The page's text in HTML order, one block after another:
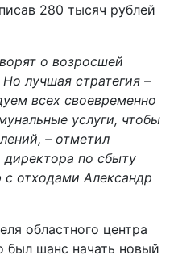
280 тысяч рублей
о возросшей
лучшая стратегия –
всех своевременно
услуги, чтобы
– отметил
директора по сбыту
отходами Александр
областного центра
был шанс начать новый